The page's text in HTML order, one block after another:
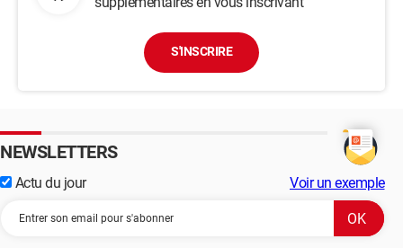
S'INSCRIRE
NEWSLETTERS
Actu du jour Voir un exemple